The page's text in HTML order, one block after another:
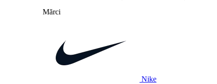
Mărci
Nike